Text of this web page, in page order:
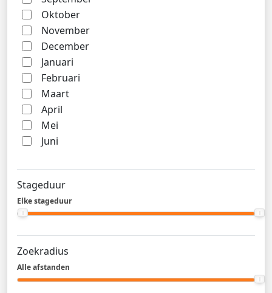
Oktober
November
December
Januari
Februari
Maart
April
Mei
Juni
Stageduur
Elke stageduur
Zoekradius
Alle afstanden